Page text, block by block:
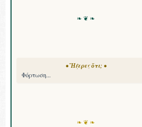
❧ ❦ ❧
• Ἤξερες ὅτι; •
Φόρτωση...
❧ ❦ ❧